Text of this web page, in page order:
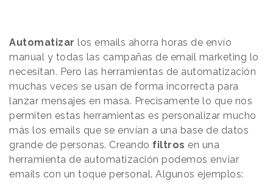
Automatizar los emails ahorra horas de envío
manual y todas las campañas de email marketing lo
necesitan. Pero las herramientas de automatización
muchas veces se usan de forma incorrecta para
lanzar mensajes en masa. Precisamente lo que nos
permiten estas herramientas es personalizar mucho
más los emails que se envían a una base de datos
grande de personas. Creando filtros en una
herramienta de automatización podemos enviar
emails con un toque personal. Algunos ejemplos: